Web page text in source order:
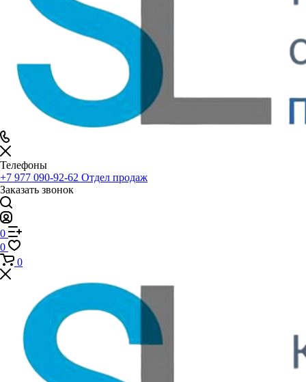
Телефоны
+7 977 090-92-62 Отдел продаж
Заказать звонок
0
0
0